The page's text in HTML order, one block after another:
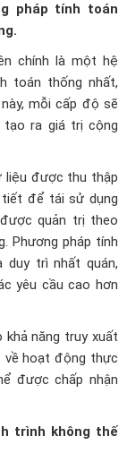
pháp tính toán
chính là một hệ
toán thống nhất,
mỗi cấp độ sẽ
ra giá trị cộng
liệu được thu thập
để tái sử dụng
quản trị theo
Phương pháp tính
duy trì nhất quán,
yêu cầu cao hơn
khả năng truy xuất
về hoạt động thực
được chấp nhận
trình không thế